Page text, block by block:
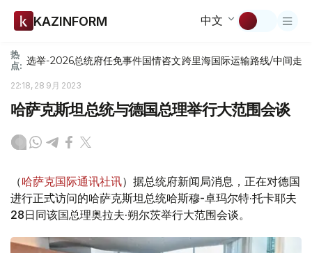
KAZINFORM 中文
热
点: 选举-2026总统府任免事件国情咨文跨里海国际运输路线/中间走廊
22:18, 28 9月 2023
哈萨克斯坦总统与德国总理举行大范围会谈
（哈萨克国际通讯社讯）据总统府新闻局消息，正在对德国
进行正式访问的哈萨克斯坦总统哈斯穆-卓玛尔特·托卡耶夫
28日同该国总理奥拉夫·朔尔茨举行大范围会谈。